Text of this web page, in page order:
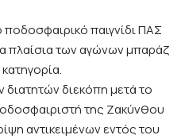
παιγνίδι ΠΑΣ
πλαίσια των αγώνων μπαράζ
διεκόπη μετά το
της Ζακύνθου
αντικειμένων εντός του